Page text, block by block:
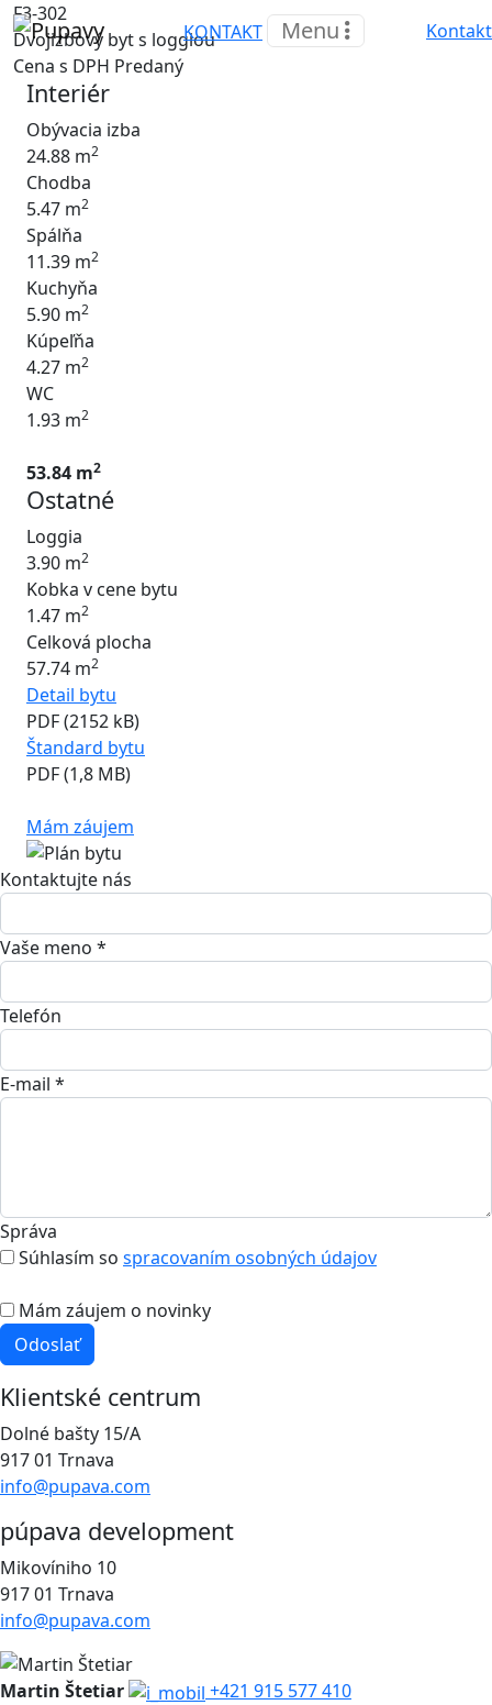
KONTAKT Menu Kontakt
F3-302
Dvojizbový byt s loggiou
Cena s DPH Predaný
Interiér
Obývacia izba
24.88 m2
Chodba
5.47 m2
Spálňa
11.39 m2
Kuchyňa
5.90 m2
Kúpeľňa
4.27 m2
WC
1.93 m2
53.84 m2
Ostatné
Loggia
3.90 m2
Kobka v cene bytu
1.47 m2
Celková plocha
57.74 m2
Detail bytu
PDF (2152 kB)
Štandard bytu
PDF (1,8 MB)
Mám záujem
Kontaktujte nás
Vaše meno *
Telefón
E-mail *
Správa
Súhlasím so spracovaním osobných údajov
Mám záujem o novinky
Odoslať
Klientské centrum
Dolné bašty 15/A
917 01 Trnava
info@pupava.com
púpava development
Mikovíniho 10
917 01 Trnava
info@pupava.com
Martin Štetiar
+421 915 577 410